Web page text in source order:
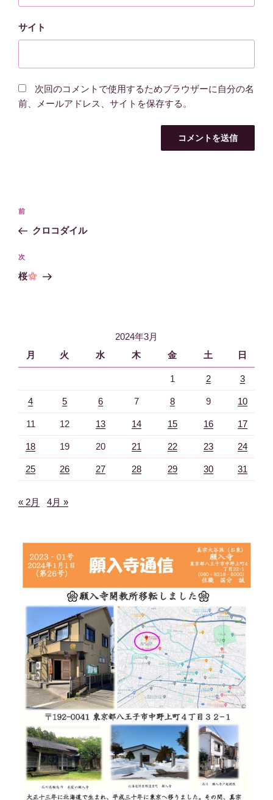
サイト
次回のコメントで使用するためブラウザーに自分の名
前、メールアドレス、サイトを保存する。
投
ナ
ビ
ゲ
過
去
投
稿
前
クロコダイル
次
の
次
桜
2024年3月
月
火 水 木 金 土 日
1 2 3
4 5 6 7 8 9 10
11 12 13 14 15 16 17
18 19 20 21 22 23 24
25 26 27 28 29 30 31
« 2月 4月 »